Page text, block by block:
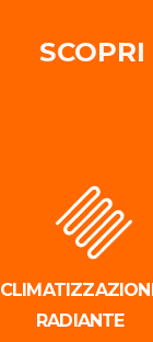
RADIANTE